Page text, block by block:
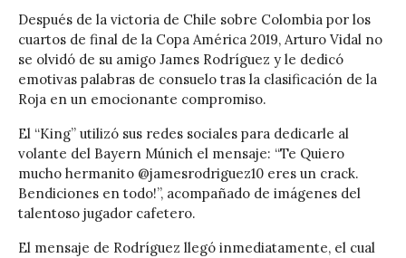
Después de la victoria de Chile sobre Colombia por los
cuartos de final de la Copa América 2019, Arturo Vidal no
se olvidó de su amigo James Rodríguez y le dedicó
emotivas palabras de consuelo tras la clasificación de la
Roja en un emocionante compromiso.
El “King” utilizó sus redes sociales para dedicarle al
volante del Bayern Múnich el mensaje: “Te Quiero
mucho hermanito @jamesrodriguez10 eres un crack.
Bendiciones en todo!”, acompañado de imágenes del
talentoso jugador cafetero.
El mensaje de Rodríguez llegó inmediatamente, el cual